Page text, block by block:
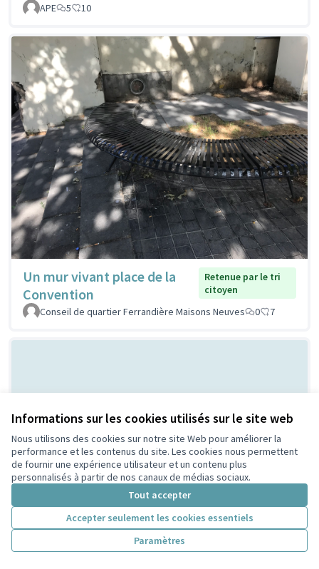
Informations sur les cookies utilisés sur le site web
Nous utilisons des cookies sur notre site Web pour améliorer la
performance et les contenus du site. Les cookies nous permettent
de fournir une expérience utilisateur et un contenu plus
personnalisés à partir de nos canaux de médias sociaux.
Tout accepter
Accepter seulement les cookies essentiels
Paramètres
APE 5 10
Un mur vivant place de la
Convention
Retenue par le tri
citoyen
Conseil de quartier Ferrandière Maisons Neuves
0 7
Bal Populaire place Lazare
Goujon
Non retenue par le tri
citoyen